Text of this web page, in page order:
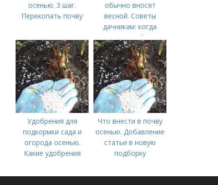
осенью. 3 шаг.
Перекопать почву
обычно вносят
весной. Советы
дачникам: когда
вносить удобрение
— весной или осенью
(СОВЕТЫ ОПЫТНЫХ)
Удобрения для
подкормки сада и
огорода осенью.
Какие удобрения
правильно это
Что внести в почву
осенью. Добавление
статьи в новую
подборку